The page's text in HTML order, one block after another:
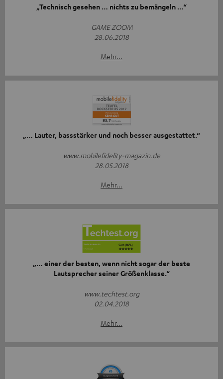
„Technisch gesehen … nichts zu bemängeln …“
GAME ZOOM
28.06.2018
Mehr...
„… Lauter, bassstärker und noch besser ausgestattet.“
www.mobilefidelity-magazin.de
28.05.2018
Mehr...
„… einer der besten, wenn nicht sogar der beste
Lautsprecher seiner Größenklasse.“
www.techtest.org
02.04.2018
Mehr...